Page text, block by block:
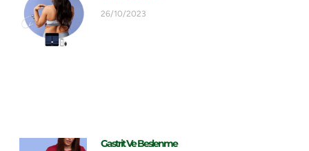
26/10/2023
Gastrit Ve Beslenme